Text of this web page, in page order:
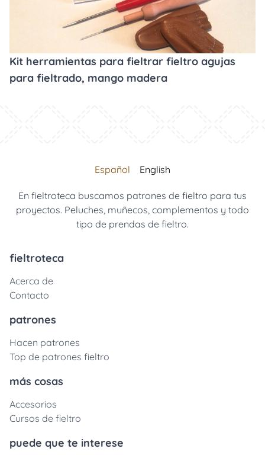
Kit herramientas para fieltrar fieltro agujas
para fieltrado, mango madera
Español English
En fieltroteca buscamos patrones de fieltro para tus
proyectos. Peluches, muñecos, complementos y todo
tipo de prendas de fieltro.
fieltroteca
Acerca de
Contacto
patrones
Hacen patrones
Top de patrones fieltro
más cosas
Accesorios
Cursos de fieltro
puede que te interese